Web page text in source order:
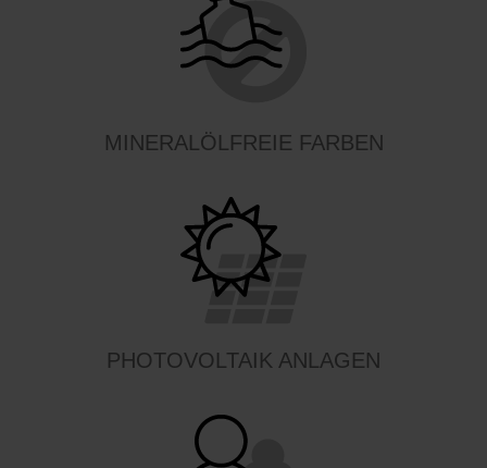
MINERALÖLFREIE FARBEN
PHOTOVOLTAIK ANLAGEN